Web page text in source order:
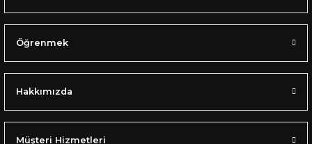
Öğrenmek
Hakkımızda
Müşteri Hizmetleri